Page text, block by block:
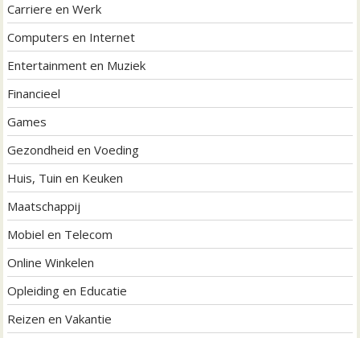
Carriere en Werk
Computers en Internet
Entertainment en Muziek
Financieel
Games
Gezondheid en Voeding
Huis, Tuin en Keuken
Maatschappij
Mobiel en Telecom
Online Winkelen
Opleiding en Educatie
Reizen en Vakantie